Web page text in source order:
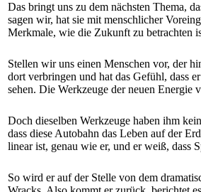
Das bringt uns zu dem nächsten Thema,
sagen wir, hat sie mit menschlicher
Merkmale, wie die Zukunft zu betrachten
Stellen wir uns einen Menschen vor, der
dort verbringen und hat das Gefühl, dass
sehen. Die Werkzeuge der neuen Energie
Doch dieselben Werkzeuge haben ihm
dass diese Autobahn das Leben auf der
linear ist, genau wie er, und er weiß, dass
So wird er auf der Stelle von dem